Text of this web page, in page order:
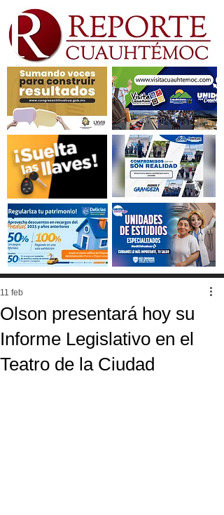
Olson presentará hoy su
Informe Legislativo en el
Teatro de la Ciudad
11 feb